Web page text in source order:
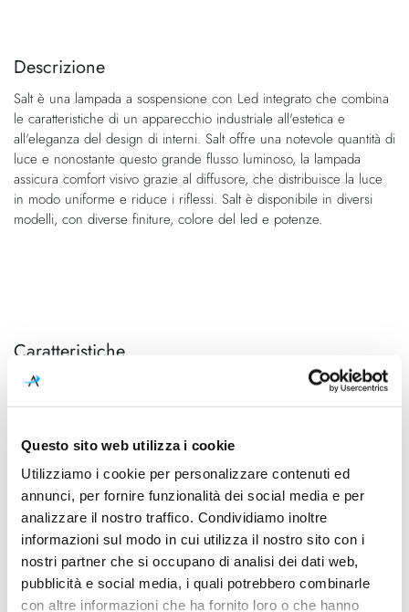
Questo sito web utilizza i cookie
Utilizziamo i cookie per personalizzare contenuti ed
annunci, per fornire funzionalità dei social media e per
analizzare il nostro traffico. Condividiamo inoltre
informazioni sul modo in cui utilizza il nostro sito con i
nostri partner che si occupano di analisi dei dati web,
pubblicità e social media, i quali potrebbero combinarle
con altre informazioni che ha fornito loro o che hanno
fine
galleria
di
immagini
della
di
immagini
Descrizione
Salt è una lampada a sospensione con Led integrato che combina
le caratteristiche di un apparecchio industriale all'estetica e
all'eleganza del design di interni. Salt offre una notevole quantità di
luce e nonostante questo grande flusso luminoso, la lampada
assicura comfort visivo grazie al diffusore, che distribuisce la luce
in modo uniforme e riduce i riflessi. Salt è disponibile in diversi
modelli, con diverse finiture, colore del led e potenze.
Caratteristiche
Cod.Art.
A2200621NW
Rubén Saldaña
Colore led
Dimensioni
2000mm)
Sorgente luminosa
Led integrato
Potenza e attacco
47.5W - 3000K - 6550Lm -
CRI90
Dimmerazione
Classe energetica